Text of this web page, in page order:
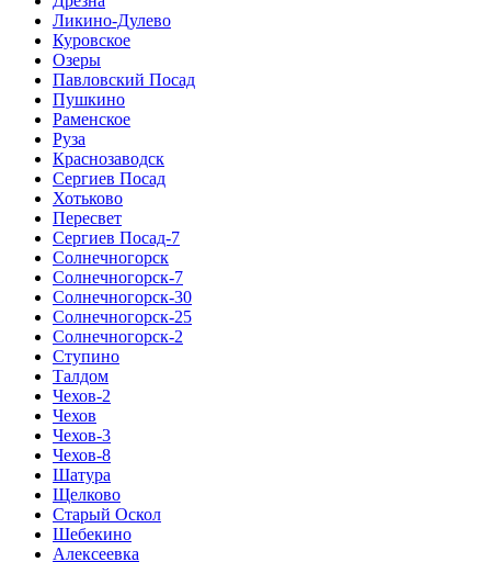
Ликино-Дулево
Куровское
Озеры
Павловский Посад
Пушкино
Раменское
Руза
Краснозаводск
Сергиев Посад
Хотьково
Пересвет
Сергиев Посад-7
Солнечногорск
Солнечногорск-7
Солнечногорск-30
Солнечногорск-25
Солнечногорск-2
Ступино
Талдом
Чехов-2
Чехов
Чехов-3
Чехов-8
Шатура
Щелково
Старый Оскол
Шебекино
Алексеевка